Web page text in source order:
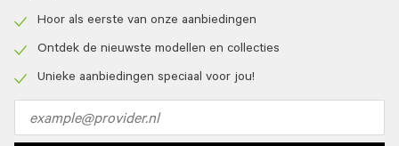
icon
Hoor als eerste van onze aanbiedingen
icon
Ontdek de nieuwste modellen en collecties
Unieke aanbiedingen speciaal voor jou!
address